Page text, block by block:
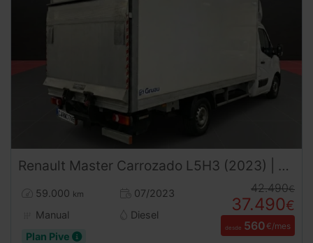
Renault Master Carrozado L5H3 (2023) | Caja 4,60m | Trampilla | 3500kg | Carnet B
59.000 km
07/2023
Manual
Diesel
Plan Pive
42.490€
37.490€
desde 560€/mes